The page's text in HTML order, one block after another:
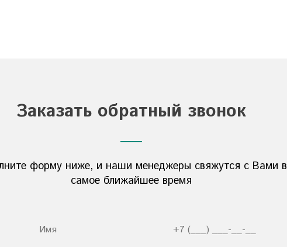
Заказать обратный звонок
форму ниже, и наши менеджеры свяжутся с Вами в
самое ближайшее время